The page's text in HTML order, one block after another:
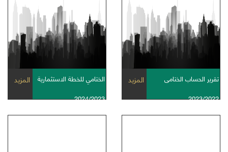
تقرير الحساب الختامى
2023/2022
المزيد
الختامي للخطة الاستثمارية
2024/2023
المزيد